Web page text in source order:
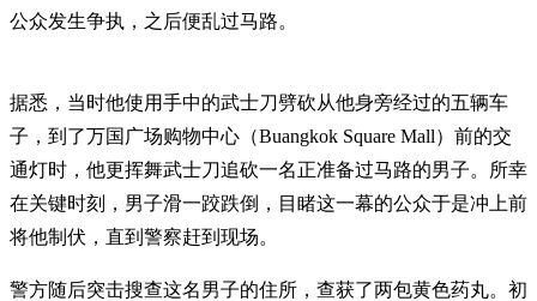
公众发生争执，之后便乱过马路。
据悉，当时他使用手中的武士刀劈砍从他身旁经过的五辆车
子，到了万国广场购物中心（Buangkok Square Mall）前的交
通灯时，他更挥舞武士刀追砍一名正准备过马路的男子。所幸
在关键时刻，男子滑一跤跌倒，目睹这一幕的公众于是冲上前
将他制伏，直到警察赶到现场。
警方随后突击搜查这名男子的住所，查获了两包黄色药丸。初